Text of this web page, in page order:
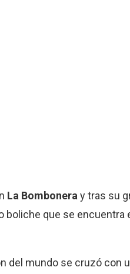
La Bombonera y tras su
boliche que se encuentra
del mundo se cruzó con